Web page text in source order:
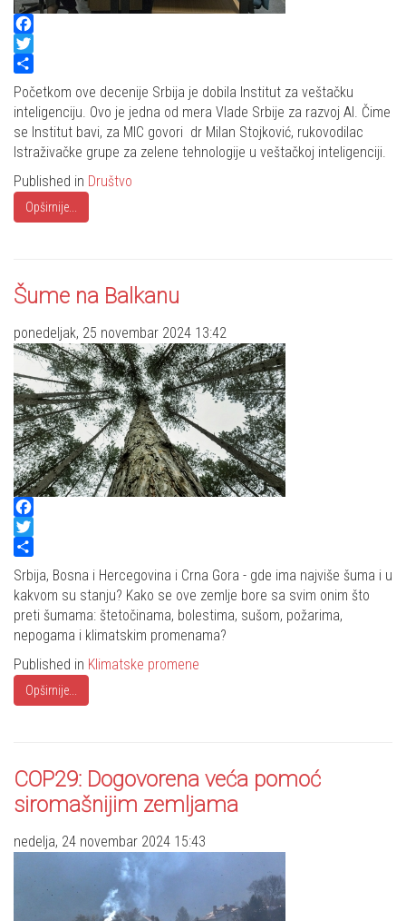
Facebook
Twitter
Share
Početkom ove decenije Srbija je dobila Institut za veštačku
inteligenciju. Ovo je jedna od mera Vlade Srbije za razvoj AI. Čime
se Institut bavi, za MIC govori dr Milan Stojković, rukovodilac
Istraživačke grupe za zelene tehnologije u veštačkoj inteligenciji.
Published in Društvo
Opširnije...
Šume na Balkanu
ponedeljak, 25 novembar 2024 13:42
Facebook
Twitter
Share
Srbija, Bosna i Hercegovina i Crna Gora - gde ima najviše šuma i u
kakvom su stanju? Kako se ove zemlje bore sa svim onim što
preti šumama: štetočinama, bolestima, sušom, požarima,
nepogama i klimatskim promenama?
Published in Klimatske promene
Opširnije...
COP29: Dogovorena veća pomoć
siromašnijim zemljama
nedelja, 24 novembar 2024 15:43